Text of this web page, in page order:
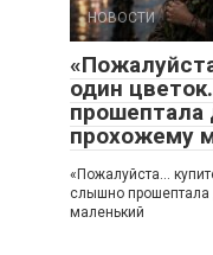
НОВОСТИ
один
прошептала
прохожему
«Пожалуйста…
слышно прошептала
маленький